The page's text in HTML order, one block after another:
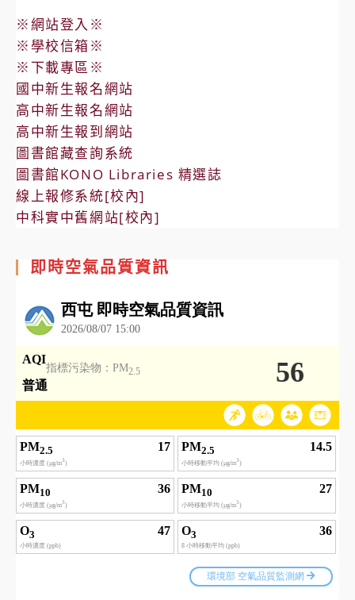
※網站登入※
※學校信箱※
※下載專區※
國中新生報名網站
高中新生報名網站
高中新生報到網站
圖書館藏查詢系統
圖書館KONO Libraries 精選誌
線上報修系統[校內]
中科實中舊網站[校內]
即時空氣品質資訊